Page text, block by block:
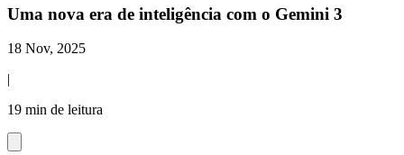
Uma nova era de inteligência com o Gemini 3
18 Nov, 2025
|
19 min de leitura